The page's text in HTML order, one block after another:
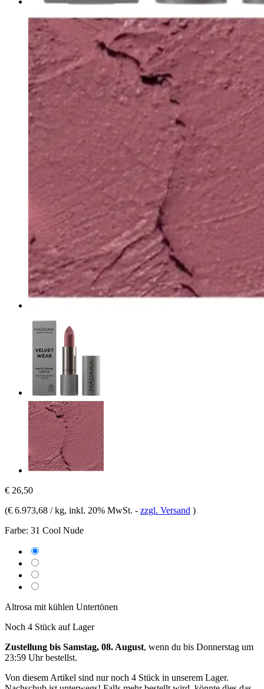
€ 26,50
(€ 6.973,68 / kg, inkl. 20% MwSt. - zzgl. Versand )
Farbe: 31 Cool Nude
Altrosa mit kühlen Untertönen
Noch 4 Stück auf Lager
Zustellung bis Samstag, 08. August, wenn du bis Donnerstag um
23:59 Uhrbestellst.
Von diesem Artikel sind nur noch 4 Stück in unserem Lager.